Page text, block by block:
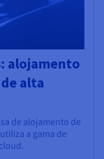
alojamento
alta
de alojamento de
a gama de